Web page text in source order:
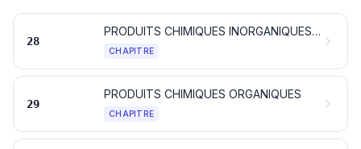
28
PRODUITS CHIMIQUES INORGANIQUES; COMPOSÉS INORGANIQUES OU ORGANIQUES DE MÉTAUX PRÉCIEUX, D'ÉLÉMENTS RADIOACTIFS, DE MÉTAUX DES TERRES RARES OU D'ISOTOPES
CHAPITRE
29
PRODUITS CHIMIQUES ORGANIQUES
CHAPITRE